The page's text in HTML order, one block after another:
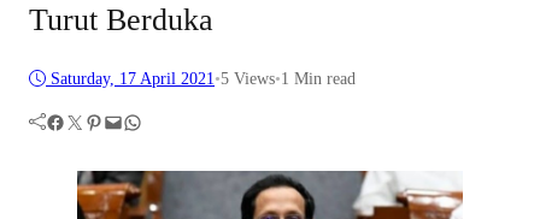
Turut Berduka
Saturday, 17 April 2021•5 Views•1 Min read
Facebook Twitter Pinterest Mail WhatsApp